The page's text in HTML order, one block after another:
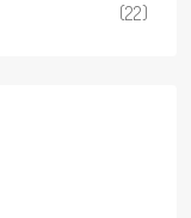
(22)